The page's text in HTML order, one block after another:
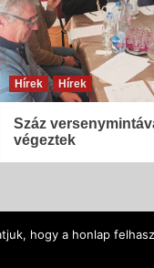
Hírek Hírek
Száz
végeztek
| Copyright © 2005 -
hogy a honlap